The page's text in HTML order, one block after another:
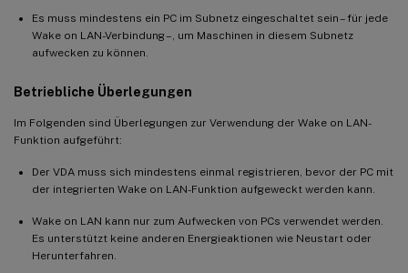
Es muss mindestens ein PC im Subnetz eingeschaltet sein – für jede
Wake on LAN-Verbindung –, um Maschinen in diesem Subnetz
aufwecken zu können.
Betriebliche Überlegungen
Im Folgenden sind Überlegungen zur Verwendung der Wake on LAN-
Funktion aufgeführt:
Der VDA muss sich mindestens einmal registrieren, bevor der PC mit
der integrierten Wake on LAN-Funktion aufgeweckt werden kann.
Wake on LAN kann nur zum Aufwecken von PCs verwendet werden.
Es unterstützt keine anderen Energieaktionen wie Neustart oder
Herunterfahren.